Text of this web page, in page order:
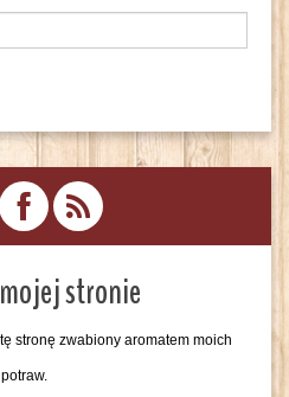
stronie
stronę zwabiony aromatem moich
potraw.